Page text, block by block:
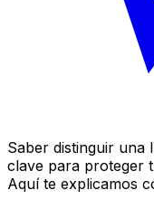
Saber distinguir una
clave para proteger
Aquí te explicamos